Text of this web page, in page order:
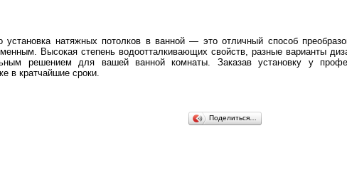
установка натяжных потолков в ванной — это отличный способ
Высокая степень водоотталкивающих свойств, разные варианты
решением для вашей ванной комнаты. Заказав установку у
в кратчайшие сроки.
Поделиться…